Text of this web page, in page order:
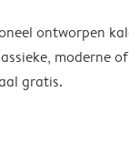
ontworpen
moderne
gratis.